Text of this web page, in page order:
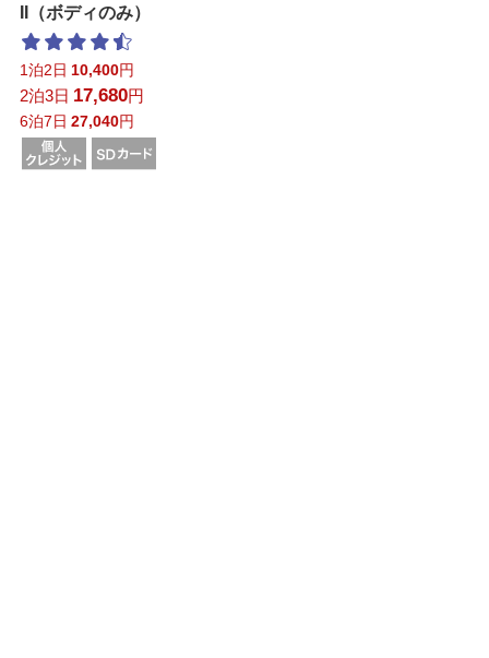
II（ボディのみ）
1泊2日 10,400円
2泊3日 17,680円
6泊7日 27,040円